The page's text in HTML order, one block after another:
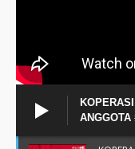
ANGGOTA